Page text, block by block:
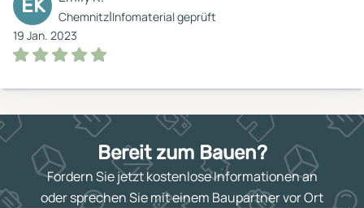
EK Chemnitz|Infomaterial geprüft
19 Jan. 2023
Bereit zum Bauen?
Fordern Sie jetzt kostenlose Informationen an
oder sprechen Sie mit einem Baupartner vor Ort